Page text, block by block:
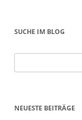
SUCHE IM BLOG
nach:
NEUESTE BEITRÄGE